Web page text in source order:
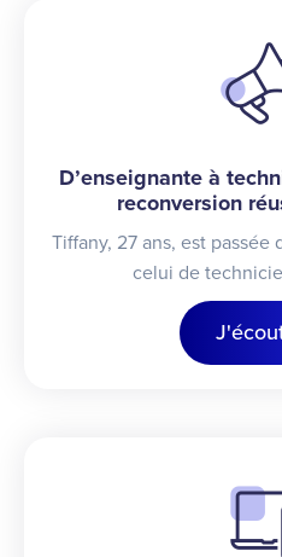
D’enseignante à
reconversion
Tiffany, 27 ans, est passée
celui de